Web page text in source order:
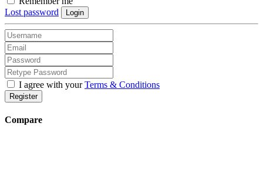
Lost password
Login
I agree with yourTerms & Conditions
Register
Compare